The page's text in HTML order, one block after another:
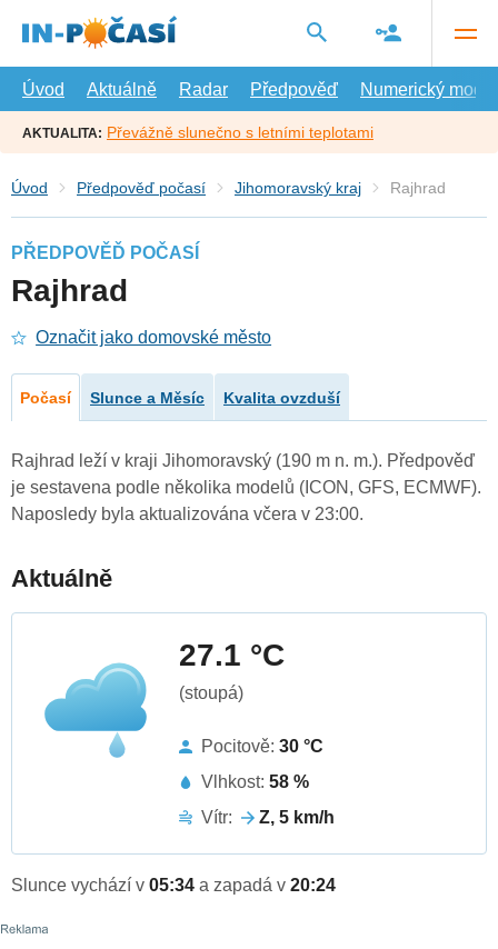
hlavní
Úvod
Aktuálně Radar Předpověď Numerický model
AKTUALITA: Převážně slunečno s letními teplotami
Úvod Předpověď počasí Jihomoravský kraj Rajhrad
PŘEDPOVĚĎ POČASÍ
Rajhrad
Označit jako domovské město
Počasí Slunce a Měsíc Kvalita ovzduší
Rajhrad leží v kraji Jihomoravský (190 m n. m.). Předpověď
je sestavena podle několika modelů (ICON, GFS, ECMWF).
Naposledy byla aktualizována včera v 23:00.
Aktuálně
27.1 °C
(stoupá)
Pocitově: 30 °C
Vlhkost: 58 %
Vítr:
Z, 5 km/h
Slunce vychází v 05:34 a zapadá v 20:24